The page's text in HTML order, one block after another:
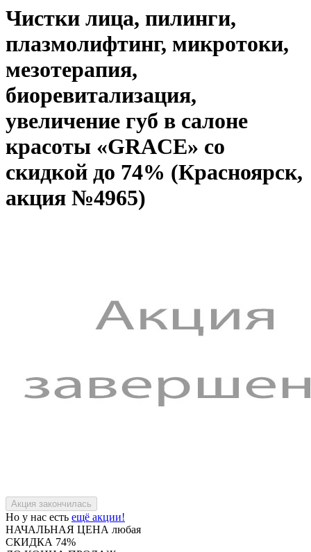
Чистки лица, пилинги,
плазмолифтинг, микротоки,
мезотерапия,
биоревитализация,
увеличение губ в салоне
красоты «GRACE» со
скидкой до 74% (Красноярск,
акция №4965)
Но у нас есть ещё акции!
НАЧАЛЬНАЯ ЦЕНА любая
СКИДКА 74%